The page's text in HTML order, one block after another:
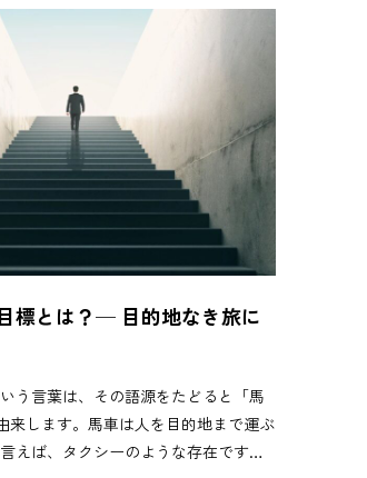
標とは？─ 目的地なき旅に
いう言葉は、その語源をたどると「馬
来します。馬車は人を目的地まで運ぶ
えば、タクシーのような存在です。